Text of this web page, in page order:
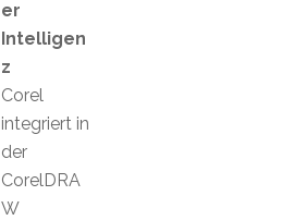
er
Intelligen
z
Corel
integriert in
der
CorelDRA
W